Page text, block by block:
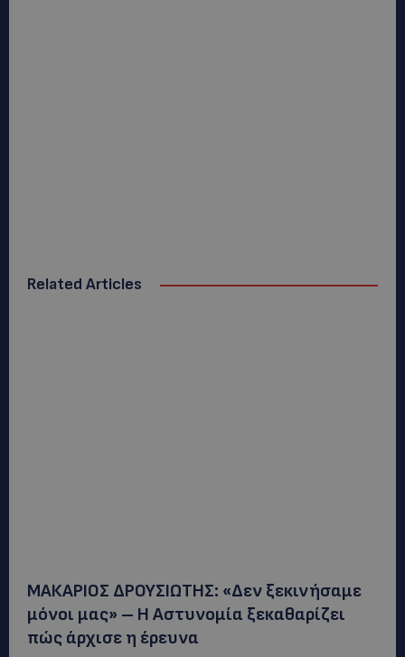
Related Articles
ΜΑΚΑΡΙΟΣ ΔΡΟΥΣΙΩΤΗΣ: «Δεν ξεκινήσαμε
μόνοι μας» – Η Αστυνομία ξεκαθαρίζει
πώς άρχισε η έρευνα